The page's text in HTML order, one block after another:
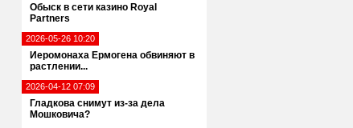
Обыск в сети казино Royal
Partners
2026-05-26 10:20
Иеромонаха Ермогена обвиняют в
растлении...
2026-04-12 07:09
Гладкова снимут из-за дела
Мошковича?